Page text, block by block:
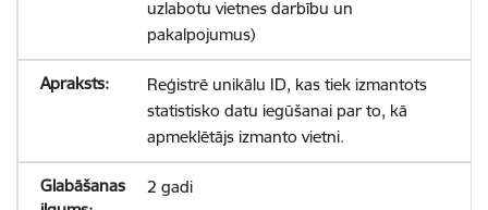
uzlabotu vietnes darbību un
pakalpojumus)
Reģistrē unikālu ID, kas tiek izmantots
statistisko datu iegūšanai par to, kā
apmeklētājs izmanto vietni.
2 gadi